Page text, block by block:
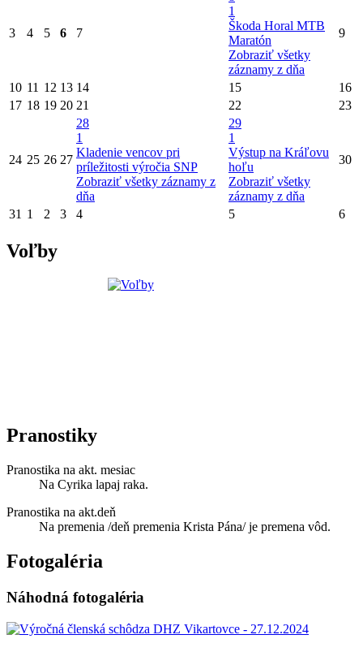
3 4 5 6 7
1
Škoda Horal MTB
Maratón
Zobraziť všetky
záznamy z dňa
9
10 11 12 13 14 15
16
17 18 19 20 21 22 23
24 25 26 27
28
1
Kladenie vencov pri
príležitosti výročia SNP
Zobraziť všetky záznamy z
dňa
29
1
Výstup na Kráľovu
hoľu
Zobraziť všetky
záznamy z dňa
30
31 1 2 3 4 5 6
Voľby
Pranostiky
Pranostika na akt. mesiac
Na Cyrika lapaj raka.
Pranostika na akt.deň
Na premenia /deň premenia Krista Pána/ je premena vôd.
Fotogaléria
Náhodná fotogaléria